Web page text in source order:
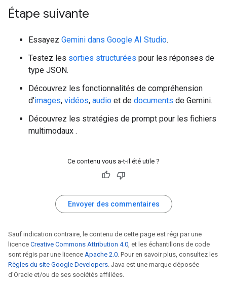
Étape suivante
Essayez Gemini dans Google AI Studio.
Testez les sorties structurées pour les réponses de
type JSON.
Découvrez les fonctionnalités de compréhension
d'images, vidéos, audio et de documents de Gemini.
Découvrez les stratégies de prompt pour les fichiers
multimodaux .
Ce contenu vous a-t-il été utile ?
Envoyer des commentaires
Sauf indication contraire, le contenu de cette page est régi par une
licence Creative Commons Attribution 4.0, et les échantillons de code
sont régis par une licence Apache 2.0. Pour en savoir plus, consultez les
Règles du site Google Developers. Java est une marque déposée
d'Oracle et/ou de ses sociétés affiliées.